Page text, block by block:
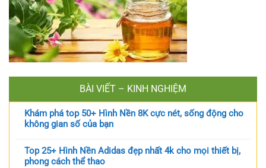
BÀI VIẾT – KINH NGHIỆM
Khám phá top 50+ Hình Nền 8K cực nét, sống động cho
không gian số của bạn
Top 25+ Hình Nền Adidas đẹp nhất 4k cho mọi thiết bị,
phong cách thể thao